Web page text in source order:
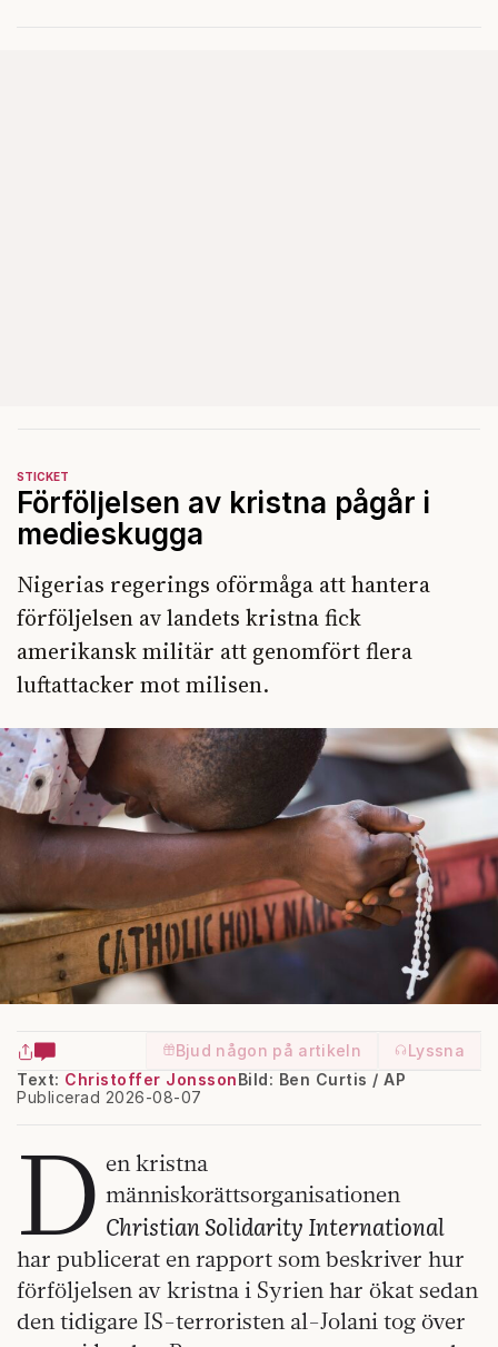
STICKET
Förföljelsen av kristna pågår i
medieskugga
Nigerias regerings oförmåga att hantera
förföljelsen av landets kristna fick
amerikansk militär att genomfört flera
luftattacker mot milisen.
Bjud någon på artikeln
Lyssna
Text: Christoffer Jonsson
Publicerad 2026-08-07
Bild: Ben Curtis / AP
D en kristna
människorättsorganisationen
Christian Solidarity International
har publicerat en rapport som beskriver hur
förföljelsen av kristna i Syrien har ökat sedan
den tidigare IS-terroristen al-Jolani tog över